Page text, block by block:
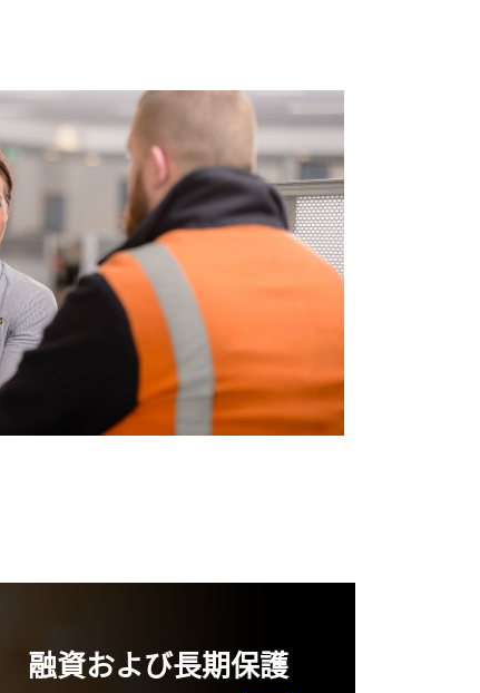
融資および長期保護